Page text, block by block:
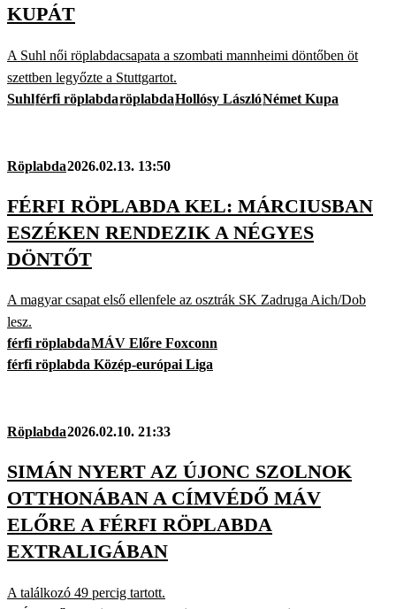
KUPÁT
A Suhl női röplabdacsapata a szombati mannheimi döntőben öt
szettben legyőzte a Stuttgartot.
Suhlférfi röplabdaröplabdaHollósy LászlóNémet Kupa
Röplabda2026.02.13. 13:50
FÉRFI RÖPLABDA KEL: MÁRCIUSBAN
ESZÉKEN RENDEZIK A NÉGYES
DÖNTŐT
A magyar csapat első ellenfele az osztrák SK Zadruga Aich/Dob
lesz.
férfi röplabdaMÁV Előre Foxconn
férfi röplabda Közép-európai Liga
Röplabda2026.02.10. 21:33
SIMÁN NYERT AZ ÚJONC SZOLNOK
OTTHONÁBAN A CÍMVÉDŐ MÁV
ELŐRE A FÉRFI RÖPLABDA
EXTRALIGÁBAN
A találkozó 49 percig tartott.